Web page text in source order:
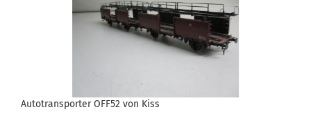
Autotransporter OFF52 von Kiss